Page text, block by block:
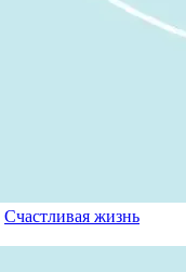
Счастливая жизнь